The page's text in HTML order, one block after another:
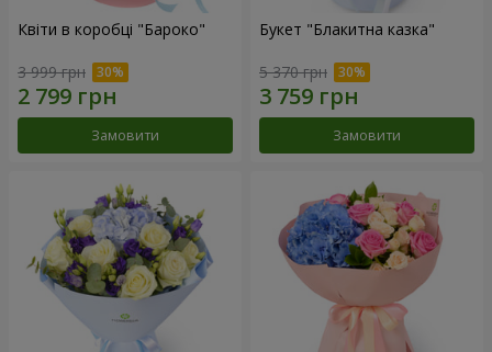
Квіти в коробці "Бароко"
3 999 грн
Замовити
Букет "Блакитна казка"
5 370 грн
Замовити